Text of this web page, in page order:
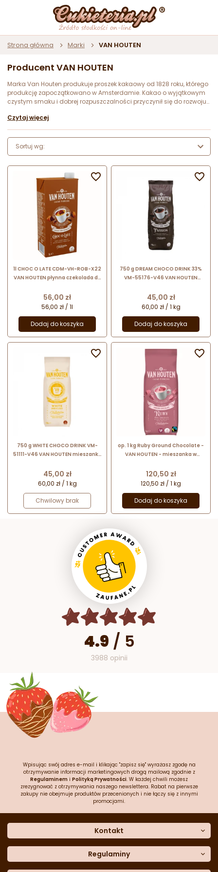
Strona główna Marki VAN HOUTEN
Producent VAN HOUTEN
Marka Van Houten produkuje proszek kakaowy od 1828 roku, którego
produkcję zapoczątkowano w Amsterdamie. Kakao o wyjątkowym
czystym smaku i dobrej rozpuszczalności przyczynił się do rozwoju
producent kakao i czekolad do picia, który opatentował
hydrauliczną prasę do kakao redukując zawartość masła
kakaowego, co pozwoliło uzyskać lżejszy, dobrze rozpuszczalny
proszek kakaowy o wysokiej wartości odżywczej. Marka w 1998 roku
rozpoczęła współpracę z Barry Callebaut tworząc najwyższej jakości
wytwarzane w 100% z kakao pochodzącego ze zrównoważonej
produkcji.
Czytaj więcej
Sortuj wg:
1l CHOC O LATE CDM-VH-ROB-X22
VAN HOUTEN płynna czekolada do
Cena
56,00 zł
56,00 zł / 1l
Dodaj do koszyka

750 g DREAM CHOCO DRINK 33%
VM-55176-V46 VAN HOUTEN
przygotowywania czekolady do
picia
Cena
45,00 zł
60,00 zł / 1 kg
Dodaj do koszyka

750 g WHITE CHOCO DRINK VM-
51111-V46 VAN HOUTEN mieszanka
białej czekolady do picia
Cena
45,00 zł
60,00 zł / 1 kg
Chwilowy brak

op. 1 kg Ruby Ground Chocolate -
VAN HOUTEN - mieszanka w
czekolady do picia
Cena
120,50 zł
120,50 zł / 1 kg
Dodaj do koszyka

4.9 / 5
3988 opinii
Wpisując swój adres e-mail i klikając "zapisz się" wyrażasz zgodę na
otrzymywanie informacji marketingowych drogą mailową zgodnie z
Regulaminem i Polityką Prywatności. W każdej chwili możesz
zrezygnować z otrzymywania naszego newslettera. Rabat na pierwsze
zakupy nie obejmuje produktów przecenionych i nie łączy się z innymi
promocjami.
Kontakt
Dane kontaktowe
Często zadawane pytania
Regulaminy